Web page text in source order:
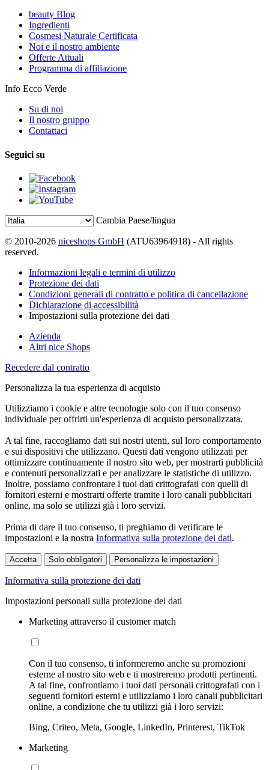
beauty Blog
Ingredienti
Cosmesi Naturale Certificata
Noi e il nostro ambiente
Offerte Attuali
Programma di affiliazione
Info Ecco Verde
Su di noi
Il nostro gruppo
Contattaci
Seguici su
Cambia Paese/lingua
© 2010-2026 niceshops GmbH (ATU63964918) - All rights
reserved.
Informazioni legali e termini di utilizzo
Protezione dei dati
Condizioni generali di contratto e politica di cancellazione
Dichiarazione di accessibilità
Impostazioni sulla protezione dei dati
Azienda
Altri nice Shops
Recedere dal contratto
Personalizza la tua esperienza di acquisto
Utilizziamo i cookie e altre tecnologie solo con il tuo consenso
individuale per offrirti un'esperienza di acquisto personalizzata.
A tal fine, raccogliamo dati sui nostri utenti, sul loro comportamento
e sui dispositivi che utilizzano. Questi dati vengono utilizzati per
ottimizzare continuamente il nostro sito web, per mostrarti pubblicità
e contenuti personalizzati e per analizzare le statistiche di utilizzo.
Inoltre, possiamo confrontare i tuoi dati crittografati con quelli di
fornitori esterni e mostrarti offerte tramite i loro canali pubblicitari
online, ma solo se utilizzi già i loro servizi.
Prima di dare il tuo consenso, ti preghiamo di verificare le
impostazioni e la nostra Informativa sulla protezione dei dati.
Accetta Solo obbligatori Personalizza le impostazioni
Informativa sulla protezione dei dati
Impostazioni personali sulla protezione dei dati
Marketing attraverso il customer match
Con il tuo consenso, ti informeremo anche su promozioni
esterne al nostro sito web e ti mostreremo prodotti pertinenti.
A tal fine, confrontiamo i tuoi dati personali crittografati con i
seguenti fornitori esterni e utilizziamo i loro canali pubblicitari
online, a condizione che tu utilizzi già i loro servizi:
Bing, Criteo, Meta, Google, LinkedIn, Printerest, TikTok
Marketing